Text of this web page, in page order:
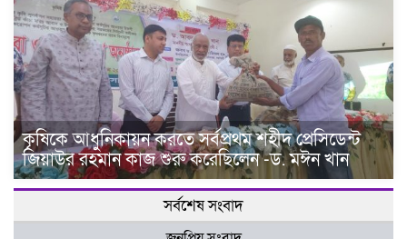
কৃষিকে আধুনিকায়ন করতে সর্বপ্রথম শহীদ প্রেসিডেন্ট
জিয়াউর রহমান কাজ শুরু করেছিলেন -ড. মঈন খান
সর্বশেষ সংবাদ